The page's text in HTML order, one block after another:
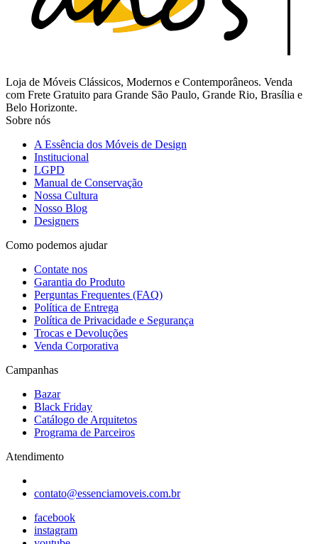
Loja de Móveis Clássicos, Modernos e Contemporâneos. Venda
com Frete Gratuito para Grande São Paulo, Grande Rio, Brasília e
Belo Horizonte.
Sobre nós
A Essência dos Móveis de Design
Institucional
LGPD
Manual de Conservação
Nossa Cultura
Nosso Blog
Designers
Como podemos ajudar
Contate nos
Garantia do Produto
Perguntas Frequentes (FAQ)
Política de Entrega
Política de Privacidade e Segurança
Trocas e Devoluções
Venda Corporativa
Campanhas
Bazar
Black Friday
Catálogo de Arquitetos
Programa de Parceiros
Atendimento
contato@essenciamoveis.com.br
facebook
instagram